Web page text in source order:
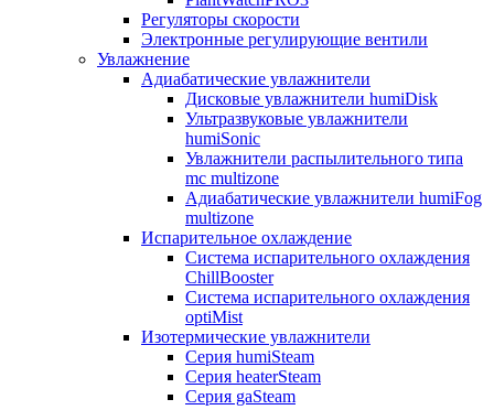
Регуляторы скорости
Электронные регулирующие вентили
Увлажнение
Адиабатические увлажнители
Дисковые увлажнители humiDisk
Ультразвуковые увлажнители
humiSonic
Увлажнители распылительного типа
mc multizone
Адиабатические увлажнители humiFog
multizone
Испарительное охлаждение
Система испарительного охлаждения
ChillBooster
Система испарительного охлаждения
optiMist
Изотермические увлажнители
Серия humiSteam
Серия heaterSteam
Серия gaSteam